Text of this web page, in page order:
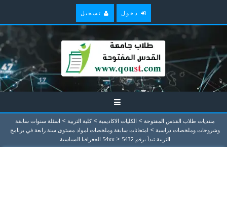
دخول تسجيل
منتديات طلاب القدس المفتوحة > الكليات الاكاديمية > كلية التربية > اسئلة سنوات سابقة
وشروحات وملخصات دراسية > امتحانات سابقة وملخصات لمواد مستوى سنة رابعة في برنامج
التربية تبدأ برقم 54xx
> 5432 الجغرافيا السياسية